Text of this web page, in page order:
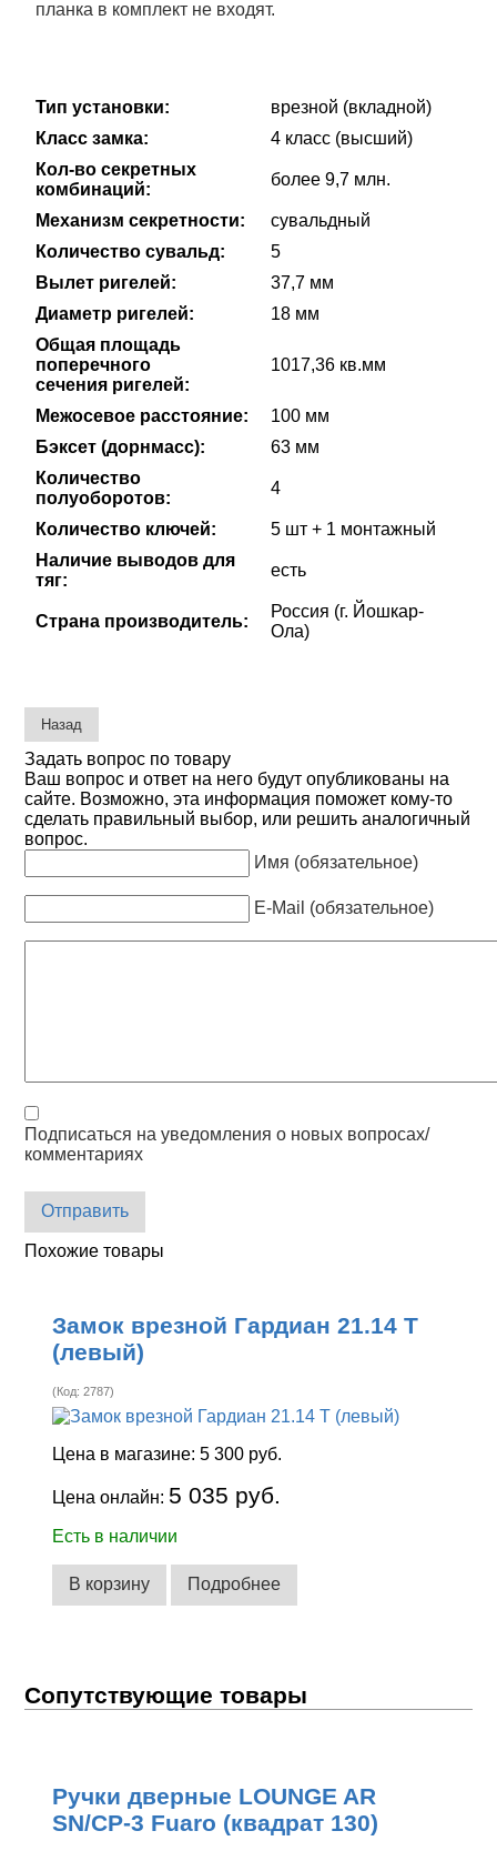
планка в комплект не входят.
Тип установки:
врезной (вкладной)
Класс замка:
4 класс (высший)
Кол-во секретных
комбинаций:
более 9,7 млн.
Механизм секретности:
сувальдный
Количество сувальд:
5
Вылет ригелей:
37,7 мм
Диаметр ригелей:
18 мм
Общая площадь
поперечного
сечения ригелей:
1017,36 кв.мм
Межосевое расстояние:
100 мм
Бэксет (дорнмасс):
63 мм
Количество
полуоборотов:
4
Количество ключей:
5 шт + 1 монтажный
Наличие выводов для
тяг:
есть
Страна производитель:
Россия (г. Йошкар-
Ола)
Задать вопрос по товару
Ваш вопрос и ответ на него будут опубликованы на
сайте. Возможно, эта информация поможет кому-то
сделать правильный выбор, или решить аналогичный
вопрос.
Имя (обязательное)
E-Mail (обязательное)
Подписаться на уведомления о новых вопросах/
комментариях
Отправить
Похожие товары
Замок врезной Гардиан 21.14 Т
(левый)
(Код:2787)
Цена в магазине:5 300 руб.
Цена онлайн: 5 035 руб.
Есть в наличии
В корзину Подробнее
Сопутствующие товары
Ручки дверные LOUNGE AR
SN/CP-3 Fuaro (квадрат 130)